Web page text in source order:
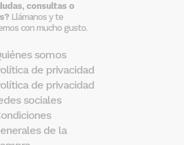
consultas o
Llámanos y te
con mucho gusto.
somos
de privacidad
de privacidad
sociales
de la